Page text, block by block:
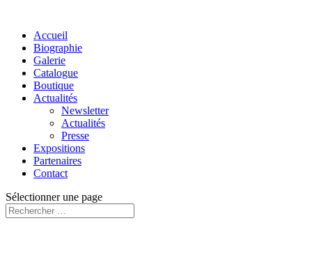
Accueil
Biographie
Galerie
Catalogue
Boutique
Actualités
Newsletter
Actualités
Presse
Expositions
Partenaires
Contact
Sélectionner une page